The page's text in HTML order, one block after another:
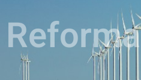
Reforma